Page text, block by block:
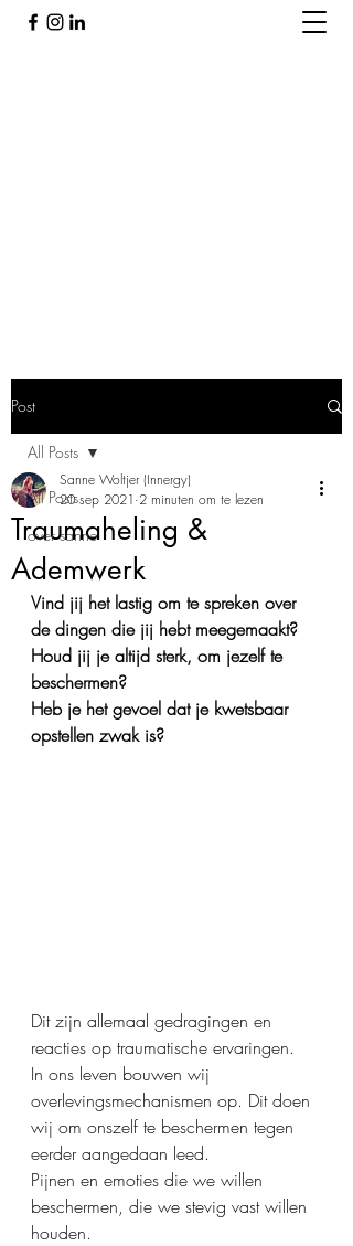
Post
All Posts
over sanne
All Posts
Traumaheling &
Ademwerk
Sanne Woltjer (Innergy)
20 sep 2021 2 minuten om te lezen
Vind jij het lastig om te spreken over
de dingen die jij hebt meegemaakt?
Houd jij je altijd sterk, om jezelf te
beschermen?
Heb je het gevoel dat je kwetsbaar
opstellen zwak is?
Dit zijn allemaal gedragingen en
reacties op traumatische ervaringen.
In ons leven bouwen wij
overlevingsmechanismen op. Dit doen
wij om onszelf te beschermen tegen
eerder aangedaan leed.
Pijnen en emoties die we willen
beschermen, die we stevig vast willen
houden.